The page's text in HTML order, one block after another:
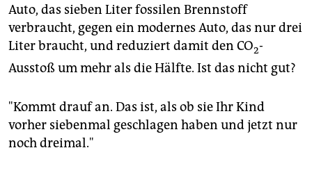
Auto, das sieben Liter fossilen Brennstoff
verbraucht, gegen ein modernes Auto, das nur drei
Liter braucht, und reduziert damit den CO2-
Ausstoß um mehr als die Hälfte. Ist das nicht gut?
"Kommt drauf an. Das ist, als ob sie Ihr Kind
vorher siebenmal geschlagen haben und jetzt nur
noch dreimal."